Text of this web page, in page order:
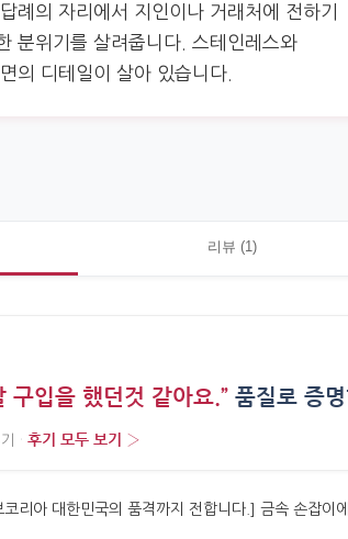
례의 자리에서 지인이나 거래처에 전하기
분위기를 살려줍니다. 스테인레스와
의 디테일이 살아 있습니다.
리뷰 (1)
구입을 했던것 같아요.” 품질로 증
· 후기 모두 보기 ›